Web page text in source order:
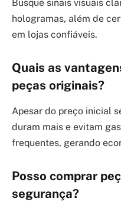
Busque sinais visuais
hologramas, além de
em lojas confiáveis.
Quais as
peças originais?
Apesar do preço inicial
duram mais e evitam
frequentes, gerando
Posso comprar
segurança?